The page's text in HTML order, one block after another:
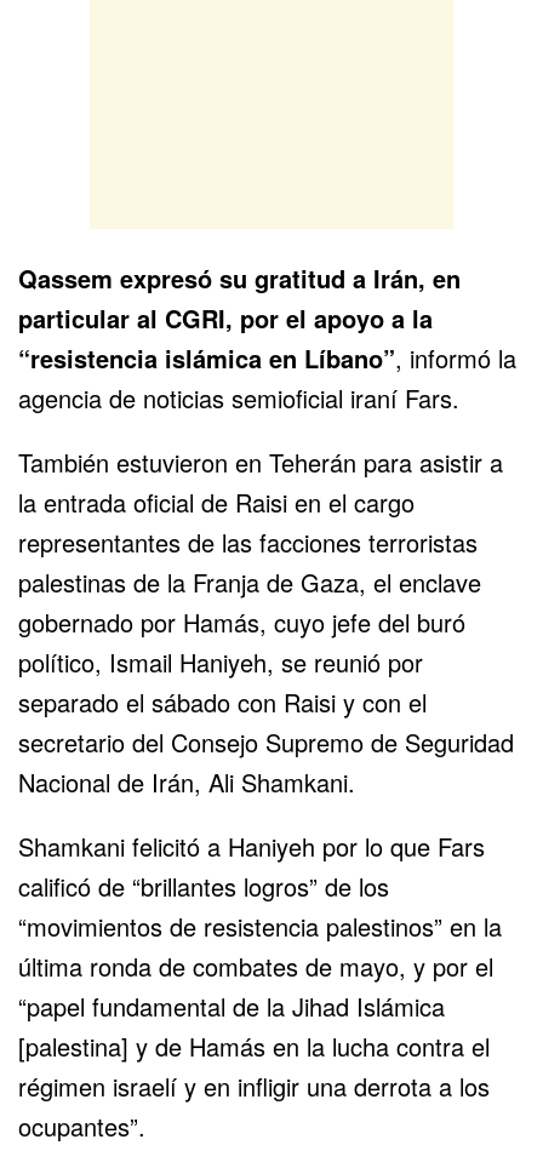
Qassem expresó su gratitud a Irán, en
particular al CGRI, por el apoyo a la
“resistencia islámica en Líbano”, informó la
agencia de noticias semioficial iraní Fars.
También estuvieron en Teherán para asistir a
la entrada oficial de Raisi en el cargo
representantes de las facciones terroristas
palestinas de la Franja de Gaza, el enclave
gobernado por Hamás, cuyo jefe del buró
político, Ismail Haniyeh, se reunió por
separado el sábado con Raisi y con el
secretario del Consejo Supremo de Seguridad
Nacional de Irán, Ali Shamkani.
Shamkani felicitó a Haniyeh por lo que Fars
calificó de “brillantes logros” de los
“movimientos de resistencia palestinos” en la
última ronda de combates de mayo, y por el
“papel fundamental de la Jihad Islámica
[palestina] y de Hamás en la lucha contra el
régimen israelí y en infligir una derrota a los
ocupantes”.